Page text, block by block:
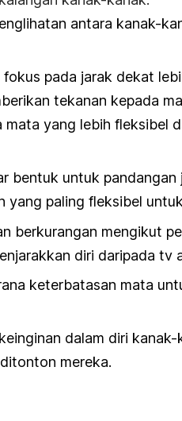
antara kanak-
pada jarak dekat
tekanan kepada
mata yang lebih fleksibel
bentuk untuk
yang paling fleksibel
berkurangan mengikut
diri daripada tv
keterbatasan mata
dalam diri
mereka.